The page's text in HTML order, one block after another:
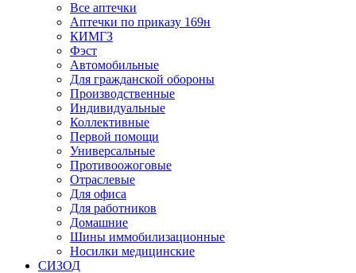
Все аптечки
Аптечки по приказу 169н
КИМГЗ
Фэст
Автомобильные
Для гражданской обороны
Производственные
Индивидуальные
Коллективные
Первой помощи
Универсальные
Противоожоговые
Отраслевые
Для офиса
Для работников
Домашние
Шины иммобилизационные
Носилки медицинские
СИЗОД